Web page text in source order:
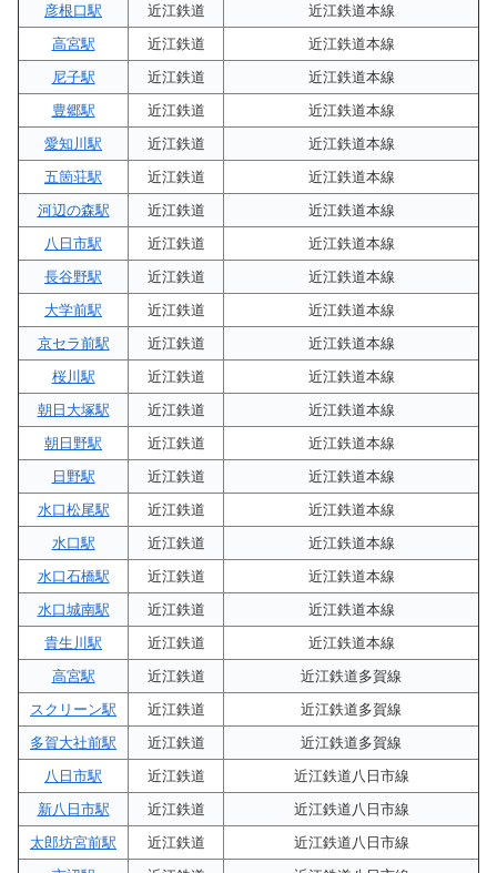
彦根口駅
近江鉄道
近江鉄道本線
高宮駅
近江鉄道
近江鉄道本線
尼子駅
近江鉄道
近江鉄道本線
豊郷駅
近江鉄道
近江鉄道本線
愛知川駅
近江鉄道
近江鉄道本線
五箇荘駅
近江鉄道
近江鉄道本線
河辺の森駅
近江鉄道
近江鉄道本線
八日市駅
近江鉄道
近江鉄道本線
長谷野駅
近江鉄道
近江鉄道本線
大学前駅
近江鉄道
近江鉄道本線
京セラ前駅
近江鉄道
近江鉄道本線
桜川駅
近江鉄道
近江鉄道本線
朝日大塚駅
近江鉄道
近江鉄道本線
朝日野駅
近江鉄道
近江鉄道本線
日野駅
近江鉄道
近江鉄道本線
水口松尾駅
近江鉄道
近江鉄道本線
水口駅
近江鉄道
近江鉄道本線
水口石橋駅
近江鉄道
近江鉄道本線
水口城南駅
近江鉄道
近江鉄道本線
貴生川駅
近江鉄道
近江鉄道本線
高宮駅
近江鉄道
近江鉄道多賀線
スクリーン駅
近江鉄道
近江鉄道多賀線
多賀大社前駅
近江鉄道
近江鉄道多賀線
八日市駅
近江鉄道
近江鉄道八日市線
新八日市駅
近江鉄道
近江鉄道八日市線
太郎坊宮前駅
近江鉄道
近江鉄道八日市線